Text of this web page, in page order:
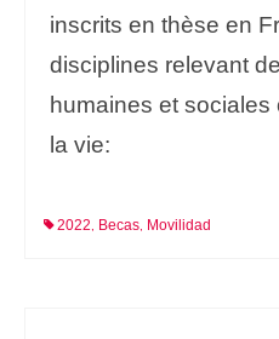
inscrits en thèse en
disciplines relevant
humaines et
la vie:
2022, Becas, Movilidad